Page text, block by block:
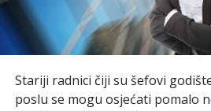
Stariji radnici čiji su šefovi
poslu se mogu osjećati pomalo